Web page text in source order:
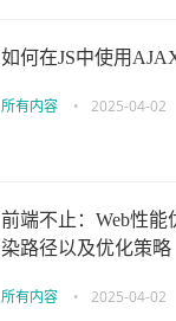
如何在JS中使用
所有内容 • 2025-04-02
前端不止：Web性能
染路径以及优化策略
所有内容 • 2025-04-02